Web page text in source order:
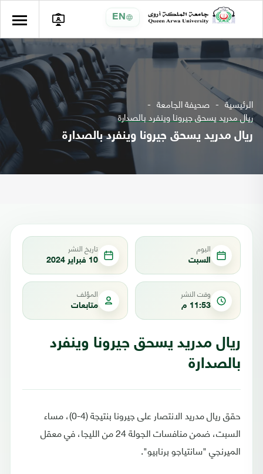
EN
الرئيسية صحيفة الجامعة
ريال مدريد يسحق جيرونا وينفرد بالصدارة
ريال مدريد يسحق جيرونا وينفرد بالصدارة
اليوم
السبت
تاريخ النشر
10 فبراير 2024
وقت النشر
11:53 م
المؤلف
متابعات
ريال مدريد يسحق جيرونا وينفرد
بالصدارة
حقق ريال مدريد الانتصار على جيرونا بنتيجة (4-0)، مساء
السبت، ضمن منافسات الجولة 24 من الليجا، في معقل
الميرنجي "سانتياجو برنابيو".